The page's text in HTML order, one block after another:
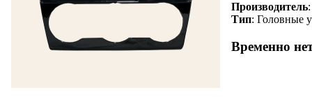
Производитель
Тип: Головные
Временно